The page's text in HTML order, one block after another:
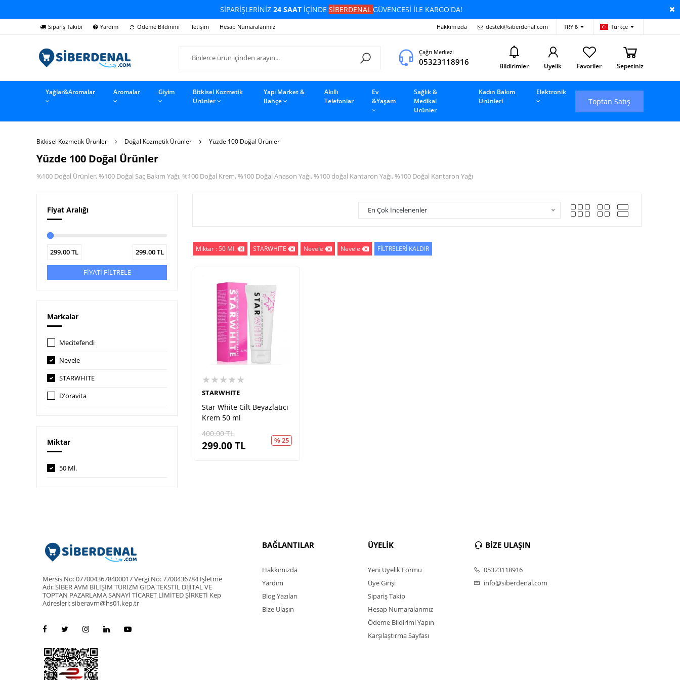
SİPARİŞLERİNİZ 24 SAATİÇİNDE SİBERDENAL GÜVENCESİ İLE KARGO'DA!
Sipariş Takibi Yardım Ödeme Bildirimi İletişim Hesap Numaralarımız Hakkımızda destek@siberdenal.com TRY ₺ Türkçe
Çağrı Merkezi
05323118916 Bildirimler Üyelik Favoriler Sepetiniz
Yağlar&Aromalar Aromalar Giyim
Bitkisel Kozmetik
Ürünler
Yapı Market &
Bahçe
Akıllı
Telefonlar
Ev
&Yaşam
Sağlık &
Medikal
Ürünler
Kadın Bakım
Ürünleri
Elektronik
Toptan Satış
Bitkisel Kozmetik Ürünler Doğal Kozmetik Ürünler Yüzde 100 Doğal Ürünler
Yüzde 100 Doğal Ürünler
%100 Doğal Ürünler, %100 Doğal Saç Bakım Yağı, %100 Doğal Krem, %100 Doğal Anason Yağı, %100 doğal Kantaron Yağı, %100 Doğal Kantaron Yağı
Fiyat Aralığı
299.00TL 299.00TL
FİYATI FİLTRELE
Markalar
Mecitefendi
Nevele
STARWHITE
D'oravita
Miktar
50 Ml.
En Çok İncelenenler
Miktar : 50 Ml. STARWHITE Nevele Nevele FİLTRELERİ KALDIR
★★★★★
STARWHITE
Star White Cilt Beyazlatıcı
Krem 50 ml
400.00TL
299.00TL % 25
Mersis No: 0770043678400017 Vergi No: 7700436784 İşletme
Adı: SİBER AVM BİLİŞİM TURİZM GIDA TEKSTİL DİJİTAL VE
TOPTAN PAZARLAMA SANAYİ TİCARET LİMİTED ŞİRKETİ Kep
Adresleri: siberavm@hs01.kep.tr
BAĞLANTILAR
Hakkımızda
Yardım
Blog Yazıları
Bize Ulaşın
ÜYELİK
Yeni Üyelik Formu
Üye Girişi
Sipariş Takip
Hesap Numaralarımız
Ödeme Bildirimi Yapın
Karşılaştırma Sayfası
BİZE ULAŞIN
05323118916
info@siberdenal.com